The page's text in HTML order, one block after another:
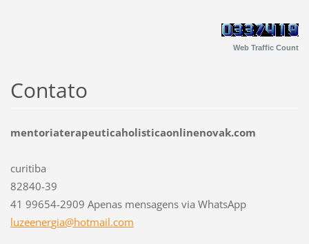
Web Traffic Count
Contato
mentoriaterapeuticaholisticaonlinenovak.com
curitiba
82840-39
41 99654-2909 Apenas mensagens via WhatsApp
luzeenergia@hotmail.com